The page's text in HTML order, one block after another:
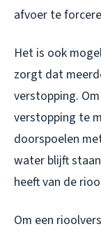
afvoer te
Het is ook
zorgt dat
verstopping.
verstopping te
doorspoelen
water blijft
heeft van de
Om een